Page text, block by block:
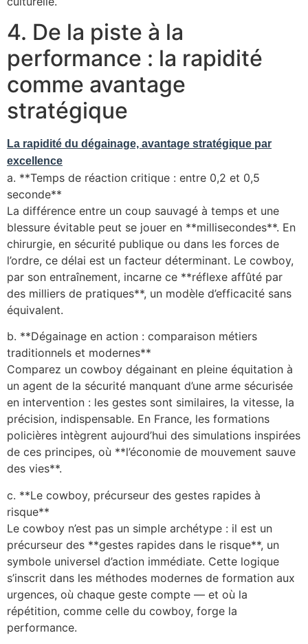
4. De la piste à la
performance : la rapidité
comme avantage
stratégique
La rapidité du dégainage, avantage stratégique par
excellence
a. **Temps de réaction critique : entre 0,2 et 0,5
seconde**
La différence entre un coup sauvagé à temps et une
blessure évitable peut se jouer en **millisecondes**. En
chirurgie, en sécurité publique ou dans les forces de
l’ordre, ce délai est un facteur déterminant. Le cowboy,
par son entraînement, incarne ce **réflexe affûté par
des milliers de pratiques**, un modèle d’efficacité sans
équivalent.
b. **Dégainage en action : comparaison métiers
traditionnels et modernes**
Comparez un cowboy dégainant en pleine équitation à
un agent de la sécurité manquant d’une arme sécurisée
en intervention : les gestes sont similaires, la vitesse, la
précision, indispensable. En France, les formations
policières intègrent aujourd’hui des simulations inspirées
de ces principes, où **l’économie de mouvement sauve
des vies**.
c. **Le cowboy, précurseur des gestes rapides à
risque**
Le cowboy n’est pas un simple archétype : il est un
précurseur des **gestes rapides dans le risque**, un
symbole universel d’action immédiate. Cette logique
s’inscrit dans les méthodes modernes de formation aux
urgences, où chaque geste compte — et où la
répétition, comme celle du cowboy, forge la
performance.